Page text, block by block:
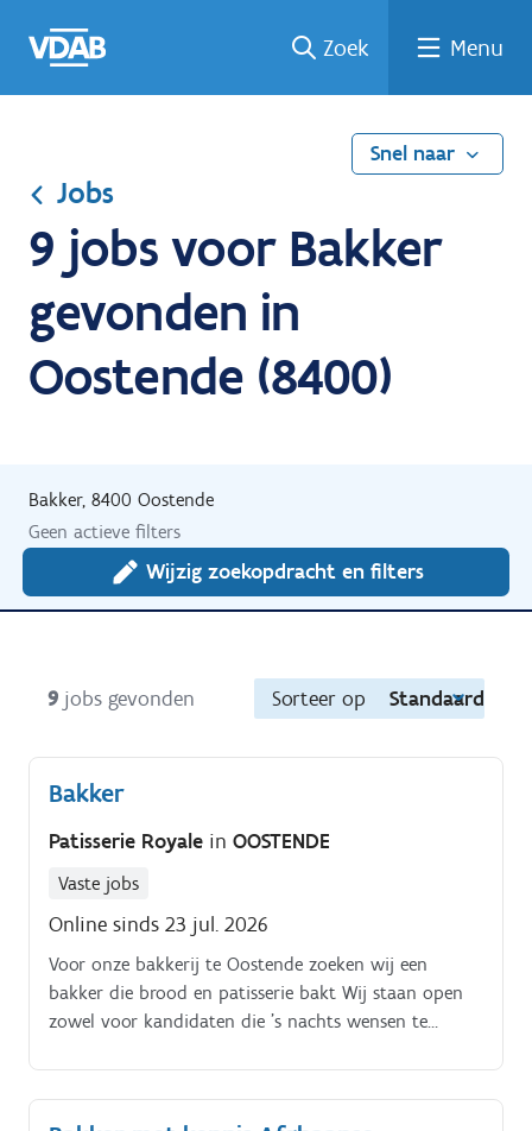
naar
een
een
job
naar
Zoek Menu
Snel naar
Jobs
9 jobs voor Bakker
gevonden in
Oostende (8400)
Bakker, 8400 Oostende
Geen actieve filters
Wijzig zoekopdracht en filters
9 jobs gevonden Sorteer op Standaard
Bakker
Patisserie Royale in OOSTENDE
Vaste jobs
Online sinds 23 jul. 2026
Voor onze bakkerij te Oostende zoeken wij een
bakker die brood en patisserie bakt Wij staan open
zowel voor kandidaten die 's nachts wensen te
2 collega's